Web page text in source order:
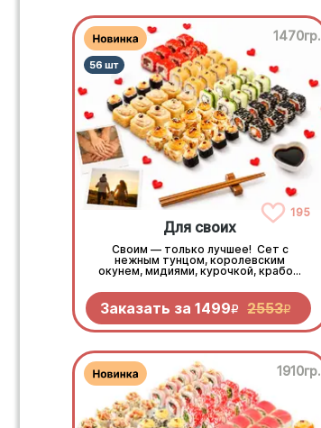
1470гр.
195
Для своих
Своим — только лучшее! Сет с
нежным тунцом, королевским
окунем, мидиями, курочкой, крабом
разнообразно и невероятно вкусно.
Бросайте дела, собирайте своих и
наслаждайтесь моментом
Заказать за 1499R 2553R
1910гр.